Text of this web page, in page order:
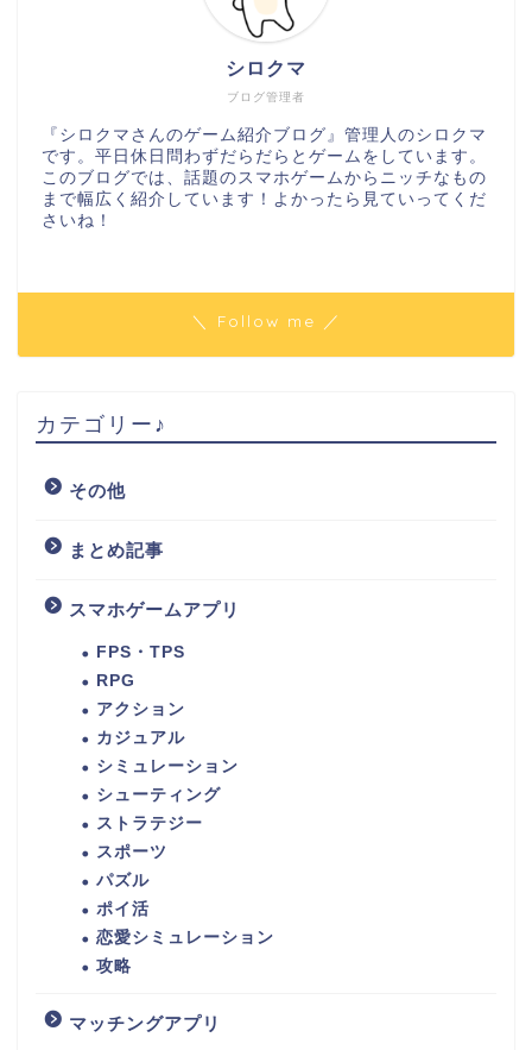
ブログ管理者
シロクマ
『シロクマさんのゲーム紹介ブログ』管理人のシロクマ
です。平日休日問わずだらだらとゲームをしています。
このブログでは、話題のスマホゲームからニッチなもの
まで幅広く紹介しています！よかったら見ていってくだ
さいね！
＼ Follow me ／
カテゴリー♪
その他
まとめ記事
スマホゲームアプリ
FPS・TPS
RPG
アクション
カジュアル
シミュレーション
シューティング
ストラテジー
スポーツ
パズル
ポイ活
恋愛シミュレーション
攻略
マッチングアプリ